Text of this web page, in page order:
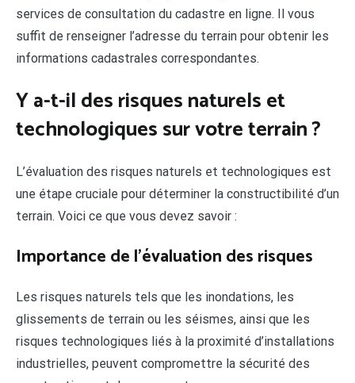
services de consultation du cadastre en ligne. Il vous
suffit de renseigner l’adresse du terrain pour obtenir les
informations cadastrales correspondantes.
Y a-t-il des risques naturels et
technologiques sur votre terrain ?
L’évaluation des risques naturels et technologiques est
une étape cruciale pour déterminer la constructibilité d’un
terrain. Voici ce que vous devez savoir :
Importance de l’évaluation des risques
Les risques naturels tels que les inondations, les
glissements de terrain ou les séismes, ainsi que les
risques technologiques liés à la proximité d’installations
industrielles, peuvent compromettre la sécurité des